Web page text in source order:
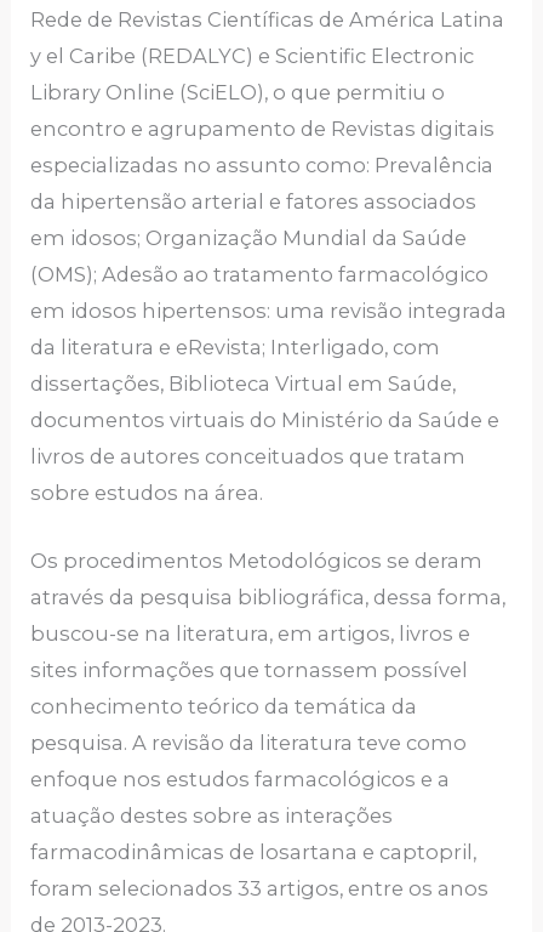
Rede de Revistas Científicas de América Latina
y el Caribe (REDALYC) e Scientific Electronic
Library Online (SciELO), o que permitiu o
encontro e agrupamento de Revistas digitais
especializadas no assunto como: Prevalência
da hipertensão arterial e fatores associados
em idosos; Organização Mundial da Saúde
(OMS); Adesão ao tratamento farmacológico
em idosos hipertensos: uma revisão integrada
da literatura e eRevista; Interligado, com
dissertações, Biblioteca Virtual em Saúde,
documentos virtuais do Ministério da Saúde e
livros de autores conceituados que tratam
sobre estudos na área.
Os procedimentos Metodológicos se deram
através da pesquisa bibliográfica, dessa forma,
buscou-se na literatura, em artigos, livros e
sites informações que tornassem possível
conhecimento teórico da temática da
pesquisa. A revisão da literatura teve como
enfoque nos estudos farmacológicos e a
atuação destes sobre as interações
farmacodinâmicas de losartana e captopril,
foram selecionados 33 artigos, entre os anos
de 2013-2023.